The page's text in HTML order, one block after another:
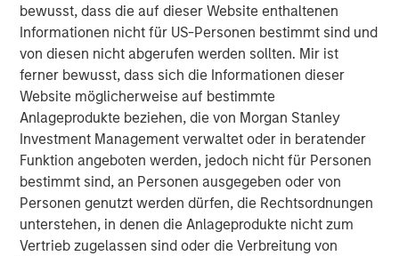
bewusst, dass die auf dieser Website enthaltenen
Informationen nicht für US-Personen bestimmt sind und
von diesen nicht abgerufen werden sollten. Mir ist
ferner bewusst, dass sich die Informationen dieser
Website möglicherweise auf bestimmte
Anlageprodukte beziehen, die von Morgan Stanley
Investment Management verwaltet oder in beratender
Funktion angeboten werden, jedoch nicht für Personen
bestimmt sind, an Personen ausgegeben oder von
Personen genutzt werden dürfen, die Rechtsordnungen
unterstehen, in denen die Anlageprodukte nicht zum
Vertrieb zugelassen sind oder die Verbreitung von
widerstandsfähigen Fundamentaldaten auf Länderebene
getragen.
Diese frühen Gewinne kehrten sich jedoch im März
(Abbildung 1) um, als US-amerikanische und israelische
Angriffe auf den Iran Ende Februar Volatilität über
Schwellenländeranlagen auslösten.
Schwellenländerwährungen gaben gegenüber einem
aufwertenden US-Dollar allgemein nach, lokale Zinsen
gerieten unter Aufwärtsdruck und Kredit-Spreads
weiteten sich in bestimmten Staats- und
Unternehmensanleihenmärkten aus.